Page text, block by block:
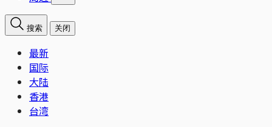
搜索 关闭
最新
国际
大陆
香港
台湾